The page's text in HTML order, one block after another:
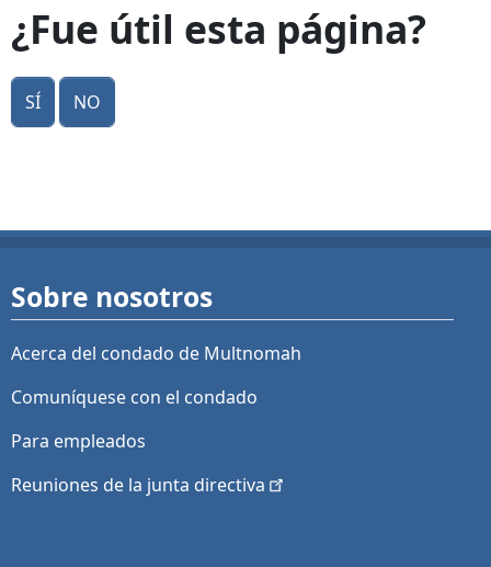
¿Fue útil esta página?
Sí No
Sobre nosotros
Acerca del condado de Multnomah
Comuníquese con el condado
Para empleados
Reuniones de la junta directiva